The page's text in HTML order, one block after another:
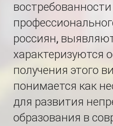
россиян,
характеризуются
получения этого
понимается как
для развития
образования в